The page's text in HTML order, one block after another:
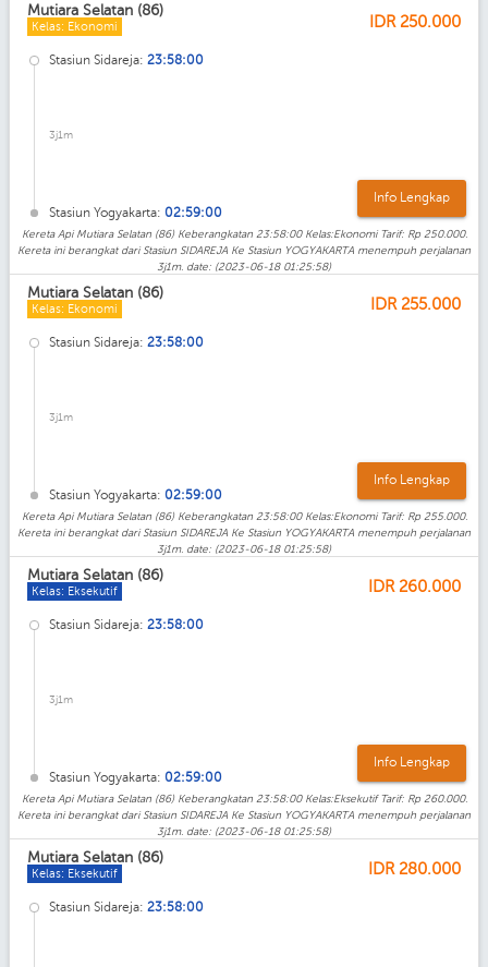
Mutiara Selatan (86)
Kelas: Ekonomi IDR 250.000
Stasiun Sidareja: 23:58:00
3j1m
Stasiun Yogyakarta: 02:59:00
Info Lengkap
Kereta Api Mutiara Selatan (86) Keberangkatan 23:58:00 Kelas:Ekonomi Tarif: Rp 250.000.
Kereta ini berangkat dari Stasiun SIDAREJA Ke Stasiun YOGYAKARTA menempuh perjalanan
3j1m. date: (2023-06-18 01:25:58)
Mutiara Selatan (86)
Kelas: Ekonomi IDR 255.000
Stasiun Sidareja: 23:58:00
3j1m
Stasiun Yogyakarta: 02:59:00
Info Lengkap
Kereta Api Mutiara Selatan (86) Keberangkatan 23:58:00 Kelas:Ekonomi Tarif: Rp 255.000.
Kereta ini berangkat dari Stasiun SIDAREJA Ke Stasiun YOGYAKARTA menempuh perjalanan
3j1m. date: (2023-06-18 01:25:58)
Mutiara Selatan (86)
Kelas: Eksekutif IDR 260.000
Stasiun Sidareja: 23:58:00
3j1m
Stasiun Yogyakarta: 02:59:00
Info Lengkap
Kereta Api Mutiara Selatan (86) Keberangkatan 23:58:00 Kelas:Eksekutif Tarif: Rp 260.000.
Kereta ini berangkat dari Stasiun SIDAREJA Ke Stasiun YOGYAKARTA menempuh perjalanan
3j1m. date: (2023-06-18 01:25:58)
Mutiara Selatan (86)
Kelas: Eksekutif IDR 280.000
Stasiun Sidareja: 23:58:00